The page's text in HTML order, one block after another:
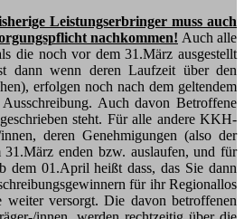
Leistungserbringer muss auch
nachkommen! Auch alle
die noch vor dem 31.März ausgestellt
dann wenn deren Laufzeit über den
erfolgen noch nach dem geltendem
Auch davon Betroffene
steht. Für alle andere KKH-
deren Genehmigungen (also der
31.März enden bzw. auslaufen, und für
dem 01.April heißt dass, das Sie dann
für ihr Regionallos
weiter versorgt. Die davon betroffenen